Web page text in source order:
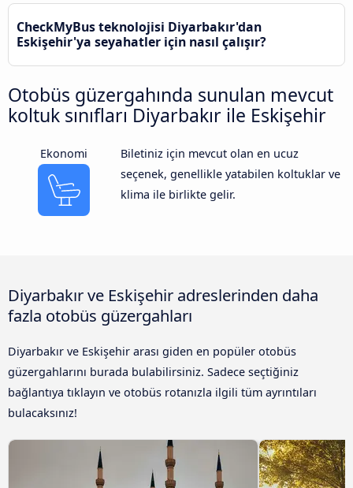
CheckMyBus teknolojisi Diyarbakır'dan
Eskişehir'ya seyahatler için nasıl çalışır?
Otobüs güzergahında sunulan mevcut
koltuk sınıfları Diyarbakır ile Eskişehir
Ekonomi
Biletiniz için mevcut olan en ucuz
seçenek, genellikle yatabilen koltuklar ve
klima ile birlikte gelir.
Diyarbakır ve Eskişehir adreslerinden daha
fazla otobüs güzergahları
Diyarbakır ve Eskişehir arası giden en popüler otobüs
güzergahlarını burada bulabilirsiniz. Sadece seçtiğiniz
bağlantıya tıklayın ve otobüs rotanızla ilgili tüm ayrıntıları
bulacaksınız!